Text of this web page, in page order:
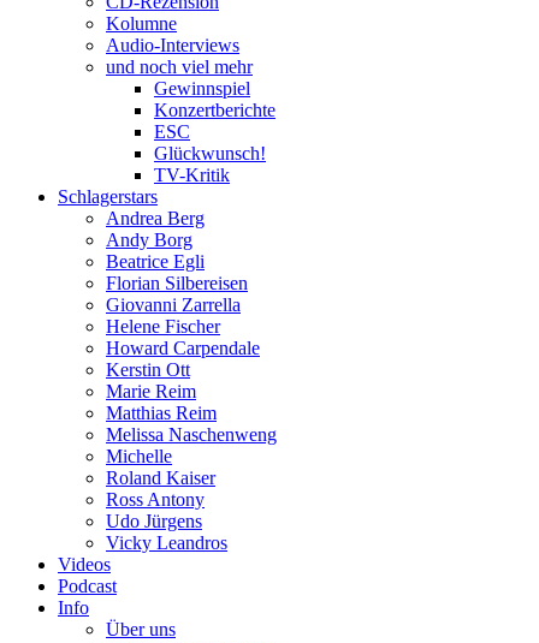
Kolumne
Audio-Interviews
und noch viel mehr
Gewinnspiel
Konzertberichte
ESC
Glückwunsch!
TV-Kritik
Schlagerstars
Andrea Berg
Andy Borg
Beatrice Egli
Florian Silbereisen
Giovanni Zarrella
Helene Fischer
Howard Carpendale
Kerstin Ott
Marie Reim
Matthias Reim
Melissa Naschenweng
Michelle
Roland Kaiser
Ross Antony
Udo Jürgens
Vicky Leandros
Videos
Podcast
Info
Über uns